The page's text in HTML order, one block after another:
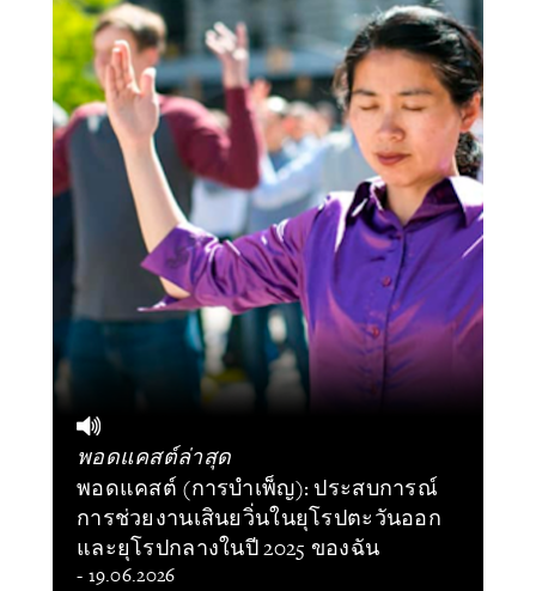
พอดแคสต์ล่าสุด
พอดแคสต์ (การบำเพ็ญ): ประสบการณ์
การช่วยงานเสินยวิ่นในยุโรปตะวันออก
และยุโรปกลางในปี 2025 ของฉัน
- 19.06.2026